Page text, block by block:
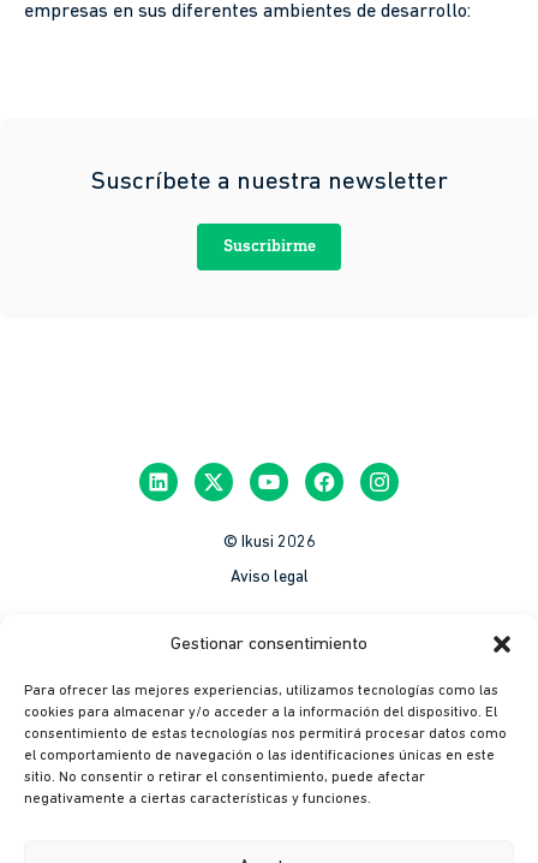
Gestionar consentimiento
Para ofrecer las mejores experiencias, utilizamos tecnologías como las
cookies para almacenar y/o acceder a la información del dispositivo. El
consentimiento de estas tecnologías nos permitirá procesar datos como
el comportamiento de navegación o las identificaciones únicas en este
sitio. No consentir o retirar el consentimiento, puede afectar
negativamente a ciertas características y funciones.
empresas en sus diferentes ambientes de desarrollo:
Suscríbete a nuestra newsletter
Suscribirme
© Ikusi 2026
Aviso legal
Política de Privacidad
México
Colombia